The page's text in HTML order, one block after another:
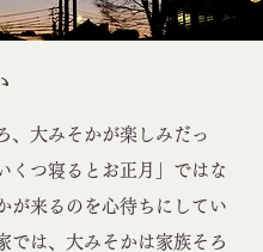
、大みそかが楽しみだっ
くつ寝るとお正月」ではな
が来るのを心待ちにしてい
では、大みそかは家族そろ